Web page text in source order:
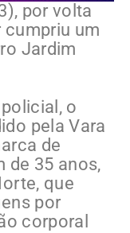
por volta
cumpriu um
Jardim
o
pela Vara
de
de 35 anos,
que
por
corporal